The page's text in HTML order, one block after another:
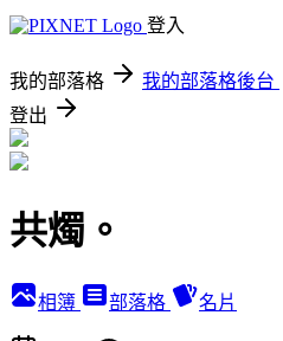
登入
我的部落格 我的部落格後台
登出
共燭。
相簿 部落格 名片